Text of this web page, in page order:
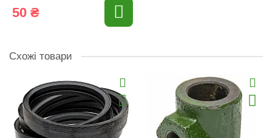
50 ₴
Схожі товари